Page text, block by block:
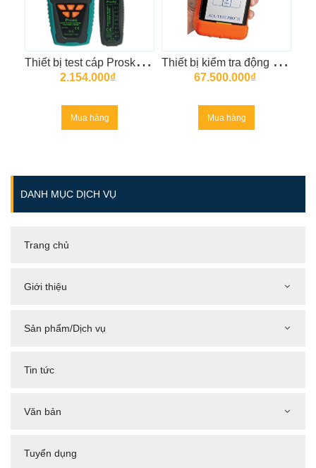
T
hiết bị test cáp Proskit MT-7029
2.154.000₫
Mua hàng
T
hiết bị kiểm tra động cơ All Test Pro AT31
67.500.000₫
Mua hàng
DANH MỤC DỊCH VỤ
Trang chủ
Giới thiệu
Sản phẩm/Dịch vụ
Tin tức
Văn bản
Tuyển dụng